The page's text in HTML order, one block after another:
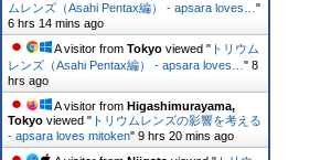
ムレンズ（Asahi Pentax編） - apsara loves… "
6 hrs 14 mins ago
A visitor from Tokyo viewed " トリウム
レンズ（Asahi Pentax編） - apsara loves… " 8
hrs ago
A visitor from Higashimurayama,
Tokyo viewed " トリウムレンズの影響を考える
- apsara loves mitoken" 9 hrs 20 mins ago